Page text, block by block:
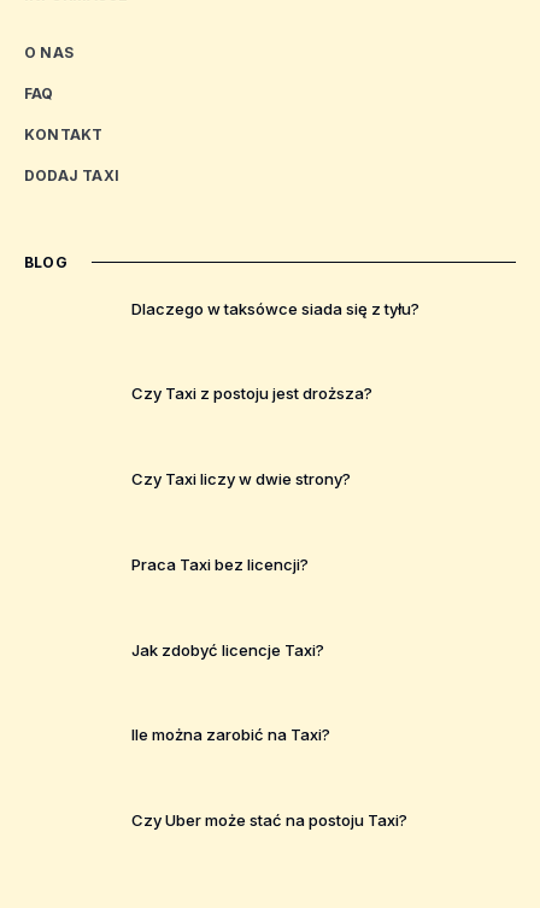
O NAS
FAQ
KONTAKT
DODAJ TAXI
BLOG
Dlaczego w taksówce siada się z tyłu?
Czy Taxi z postoju jest droższa?
Czy Taxi liczy w dwie strony?
Praca Taxi bez licencji?
Jak zdobyć licencje Taxi?
Ile można zarobić na Taxi?
Czy Uber może stać na postoju Taxi?